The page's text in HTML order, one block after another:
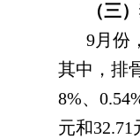
（三
9月份 ，
其中，排
8%、
元和32.71